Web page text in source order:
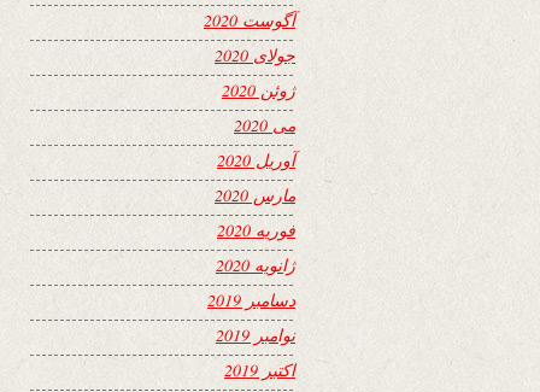
آگوست 2020
جولای 2020
ژوئن 2020
می 2020
آوریل 2020
مارس 2020
فوریه 2020
ژانویه 2020
دسامبر 2019
نوامبر 2019
اکتبر 2019